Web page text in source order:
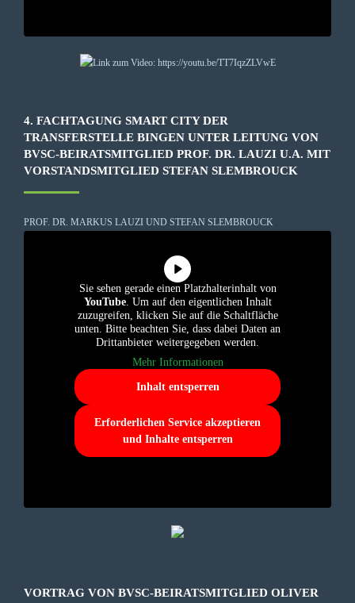
4. FACHTAGUNG SMART CITY DER
TRANSFERSTELLE BINGEN UNTER LEITUNG VON
BVSC-BEIRATSMITGLIED PROF. DR. LAUZI U.A. MIT
VORSTANDSMITGLIED STEFAN SLEMBROUCK
PROF. DR. MARKUS LAUZI UND STEFAN SLEMBROUCK
Sie sehen gerade einen Platzhalterinhalt von
YouTube. Um auf den eigentlichen Inhalt
zuzugreifen, klicken Sie auf die Schaltfläche
unten. Bitte beachten Sie, dass dabei Daten an
Drittanbieter weitergegeben werden.
Mehr Informationen
Inhalt entsperren
Erforderlichen Service akzeptieren
und Inhalte entsperren
VORTRAG VON BVSC-BEIRATSMITGLIED OLIVER